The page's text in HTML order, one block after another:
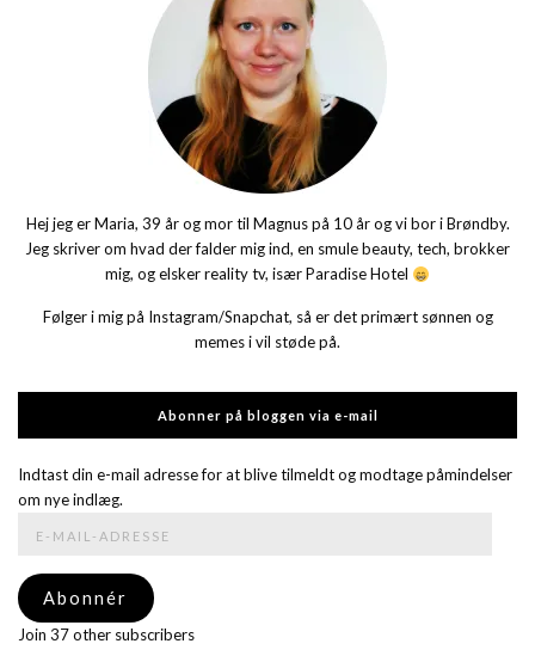
Hej jeg er Maria, 39 år og mor til Magnus på 10 år og vi bor i Brøndby.
Jeg skriver om hvad der falder mig ind, en smule beauty, tech, brokker
mig, og elsker reality tv, især Paradise Hotel
Følger i mig på Instagram/Snapchat, så er det primært sønnen og
memes i vil støde på.
Abonner på bloggen via e-mail
Indtast din e-mail adresse for at blive tilmeldt og modtage påmindelser
om nye indlæg.
adresse
Abonnér
Join 37 other subscribers